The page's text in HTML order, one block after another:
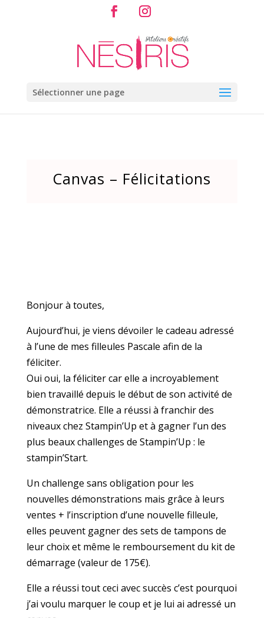
Sélectionner une page
Canvas – Félicitations
Bonjour à toutes,
Aujourd’hui, je viens dévoiler le cadeau adressé
à l’une de mes filleules Pascale afin de la
féliciter.
Oui oui, la féliciter car elle a incroyablement
bien travaillé depuis le début de son activité de
démonstratrice. Elle a réussi à franchir des
niveaux chez Stampin’Up et à gagner l’un des
plus beaux challenges de Stampin’Up : le
stampin’Start.
Un challenge sans obligation pour les
nouvelles démonstrations mais grâce à leurs
ventes + l’inscription d’une nouvelle filleule,
elles peuvent gagner des sets de tampons de
leur choix et même le remboursement du kit de
démarrage (valeur de 175€).
Elle a réussi tout ceci avec succès c’est pourquoi
j’ai voulu marquer le coup et je lui ai adressé un